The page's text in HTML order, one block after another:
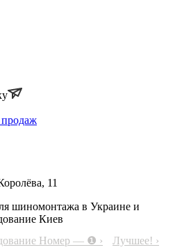
11
шиномонтажа в Украине и
Киев
Номер — ❶ › Лучшее! ›